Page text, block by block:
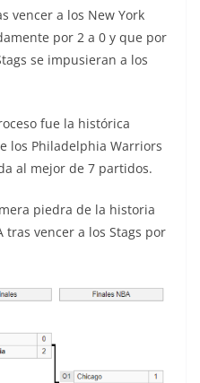
vencer a los New York
por 2 a 0 y que por
se impusieran a los
fue la histórica
los Philadelphia Warriors
al mejor de 7 partidos.
piedra de la historia
tras vencer a los Stags por